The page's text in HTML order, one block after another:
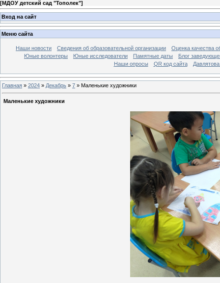
[МДОУ детский сад "Тополек"]
Вход на сайт
Меню сайта
Наши новости Сведения об образовательной организации
Оценка качества
Юные волонтеры
Юные исследователи Памятные даты
Блог
Наши опросы
QR код сайта
Главная » 2024 » Декабрь » 7 » Маленькие художники
Маленькие художники